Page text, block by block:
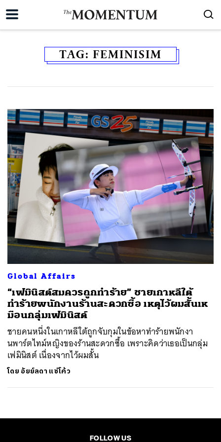
TAG: FEMINISIM
Global Affairs
“เฟมินิสต์สมควรถูกทำร้าย” ชายเกาหลีใต้
ทำร้ายพนักงานร้านสะดวกซื้อ เหตุไว้ผมสั้นเห
มือนกลุ่มเฟมินิสต์
ชายคนหนึ่งในเกาหลีใต้ถูกจับกุมในข้อหาทำร้ายพนักงา
นพาร์ตไทม์หญิงของร้านสะดวกซื้อ เพราะคิดว่าเธอเป็นกลุ่ม
เฟมินิสต์ เนื่องจากไว้ผมสั้น
โดย อัยย์ลดา แซ่โค้ว
FOLLOW US
ค้นหา
SHARE TWEET LINE EMAIL